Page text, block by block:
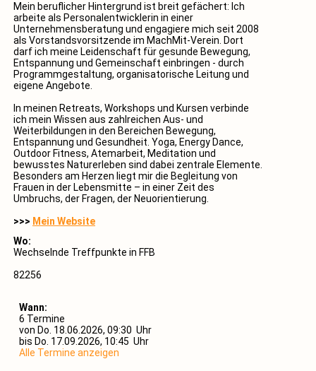
Mein beruflicher Hintergrund ist breit gefächert: Ich
arbeite als Personalentwicklerin in einer
Unternehmensberatung und engagiere mich seit 2008
als Vorstandsvorsitzende im MachMit-Verein. Dort
darf ich meine Leidenschaft für gesunde Bewegung,
Entspannung und Gemeinschaft einbringen - durch
Programmgestaltung, organisatorische Leitung und
eigene Angebote.
In meinen Retreats, Workshops und Kursen verbinde
ich mein Wissen aus zahlreichen Aus- und
Weiterbildungen in den Bereichen Bewegung,
Entspannung und Gesundheit. Yoga, Energy Dance,
Outdoor Fitness, Atemarbeit, Meditation und
bewusstes Naturerleben sind dabei zentrale Elemente.
Besonders am Herzen liegt mir die Begleitung von
Frauen in der Lebensmitte – in einer Zeit des
Umbruchs, der Fragen, der Neuorientierung.
>>> Mein Website
Wo:
Wechselnde Treffpunkte in FFB
82256
Wann:
6 Termine
von Do. 18.06.2026, 09:30 Uhr
bis Do. 17.09.2026, 10:45 Uhr
Alle Termine anzeigen